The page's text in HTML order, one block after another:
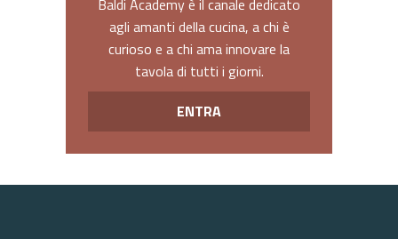
agli amanti della cucina, a chi è
curioso e a chi ama innovare la
tavola di tutti i giorni.
ENTRA